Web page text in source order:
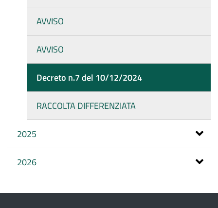
AVVISO
AVVISO
Decreto n.7 del 10/12/2024
RACCOLTA DIFFERENZIATA
2025
2026